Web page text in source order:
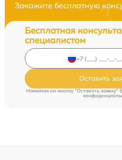
Закажите бесплатную
Бесплатная
специалистом
Оставить
Нажимая на кнопку "Оставить заявку"